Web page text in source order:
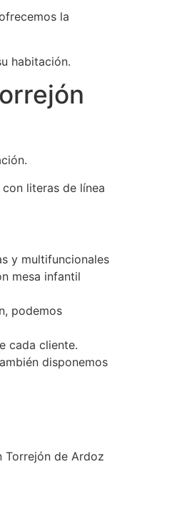
la
habitación.
literas de línea
y multifuncionales
mesa infantil
podemos
cada cliente.
disponemos
Torrejón de Ardoz